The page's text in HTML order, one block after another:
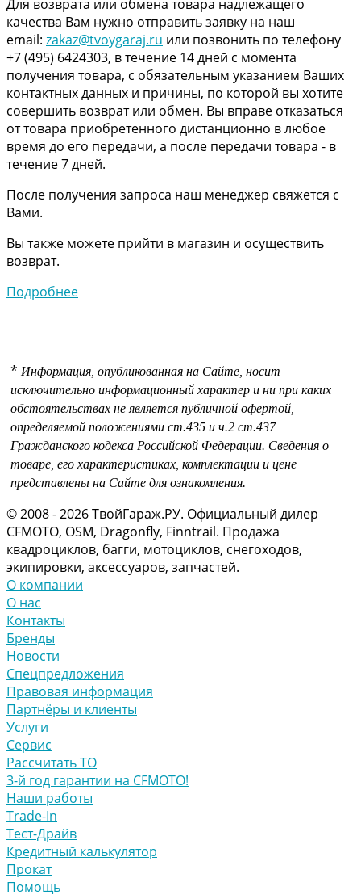
Для возврата или обмена товара надлежащего
качества Вам нужно отправить заявку на наш
email: zakaz@tvoygaraj.ru или позвонить по телефону
+7 (495) 6424303, в течение 14 дней с момента
получения товара, с обязательным указанием Ваших
контактных данных и причины, по которой вы хотите
совершить возврат или обмен. Вы вправе отказаться
от товара приобретенного дистанционно в любое
время до его передачи, а после передачи товара - в
течение 7 дней.
После получения запроса наш менеджер свяжется с
Вами.
Вы также можете прийти в магазин и осуществить
возврат.
Подробнее
* Информация, опубликованная на Сайте, носит
исключительно информационный характер и ни при каких
обстоятельствах не является публичной офертой,
определяемой положениями ст.435 и ч.2 ст.437
Гражданского кодекса Российской Федерации. Сведения о
товаре, его характеристиках, комплектации и цене
представлены на Сайте для ознакомления.
© 2008 - 2026 ТвойГараж.РУ. Официальный дилер
CFMOTO, OSM, Dragonfly, Finntrail. Продажа
квадроциклов, багги, мотоциклов, снегоходов,
экипировки, аксессуаров, запчастей.
О компании
О нас
Контакты
Бренды
Новости
Спецпредложения
Правовая информация
Партнёры и клиенты
Услуги
Сервис
Рассчитать ТО
3-й год гарантии на CFMOTO!
Наши работы
Trade-In
Тест-Драйв
Кредитный калькулятор
Прокат
Помощь